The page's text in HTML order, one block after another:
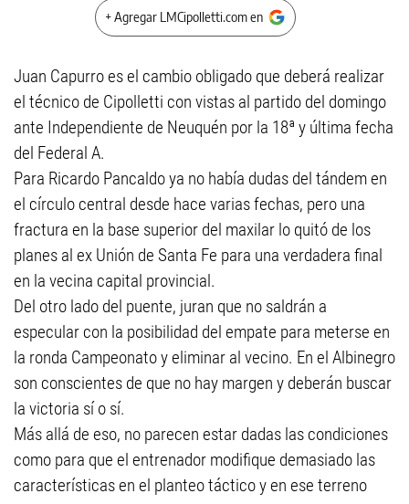
+ Agregar LMCipolletti.com en
Juan Capurro es el cambio obligado que deberá realizar
el técnico de Cipolletti con vistas al partido del domingo
ante Independiente de Neuquén por la 18ª y última fecha
del Federal A.
Para Ricardo Pancaldo ya no había dudas del tándem en
el círculo central desde hace varias fechas, pero una
fractura en la base superior del maxilar lo quitó de los
planes al ex Unión de Santa Fe para una verdadera final
en la vecina capital provincial.
Del otro lado del puente, juran que no saldrán a
especular con la posibilidad del empate para meterse en
la ronda Campeonato y eliminar al vecino. En el Albinegro
son conscientes de que no hay margen y deberán buscar
la victoria sí o sí.
Más allá de eso, no parecen estar dadas las condiciones
como para que el entrenador modifique demasiado las
características en el planteo táctico y en ese terreno